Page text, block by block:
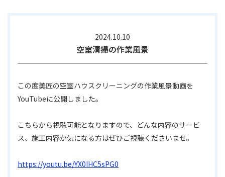
2024.10.10
空室清掃の作業風景
この度美匠の空室ハウスクリーニングの作業風景動画を
YouTubeに公開しました。
こちらから視聴可能となりますので、どんな内容のサービ
ス、施工内容か気になる方はぜひご視聴くださいませ。
https://youtu.be/YX0IHC5sPG0